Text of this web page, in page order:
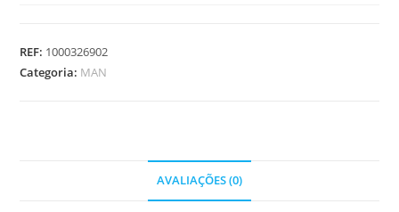
REF: 1000326902
Categoria: MAN
AVALIAÇÕES (0)